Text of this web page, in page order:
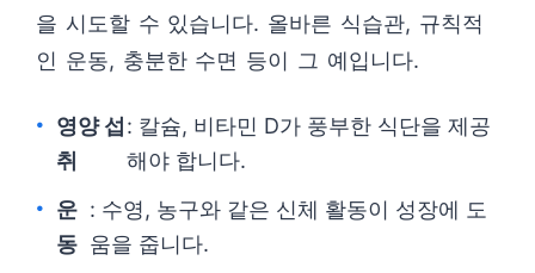
을 시도할 수 있습니다. 올바른 식습관, 규칙적
인 운동, 충분한 수면 등이 그 예입니다.
영양 섭
취
: 칼슘, 비타민 D가 풍부한 식단을 제공
해야 합니다.
운
동
: 수영, 농구와 같은 신체 활동이 성장에 도
움을 줍니다.